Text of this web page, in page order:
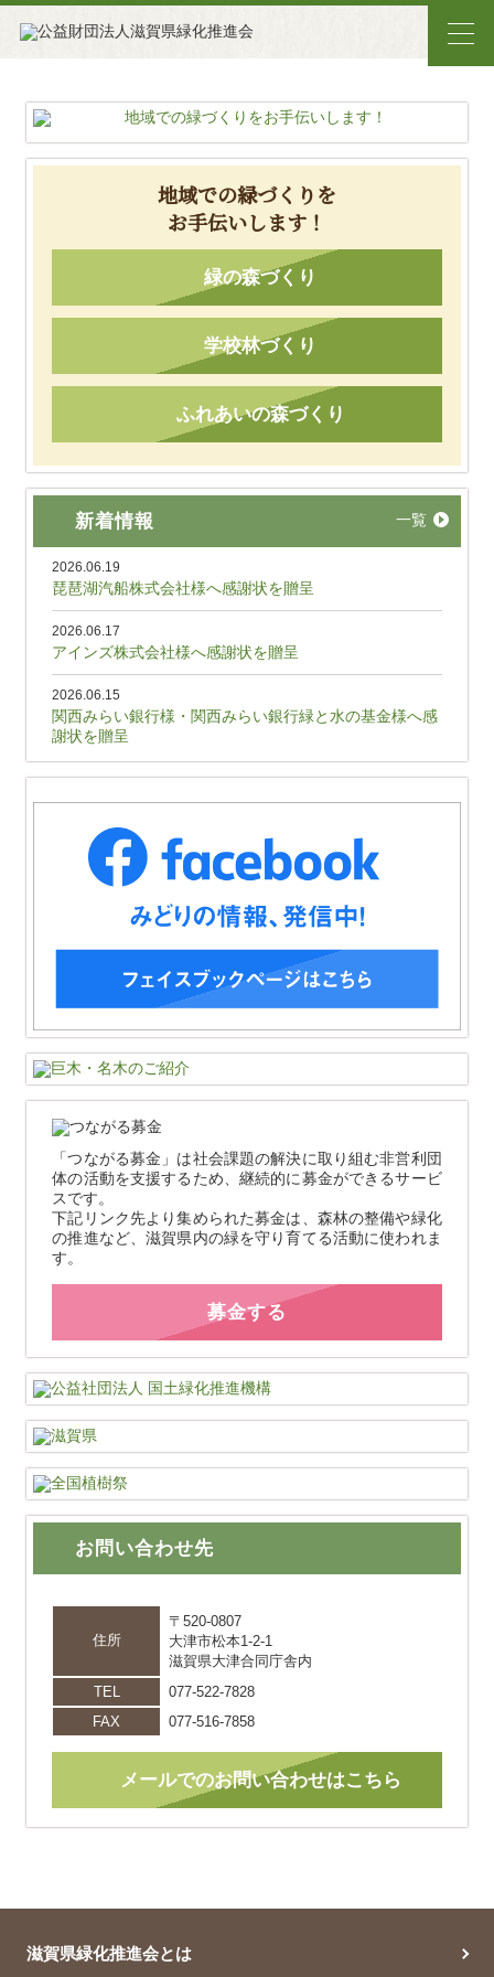
地域での緑づくりを
お手伝いします！
緑の森づくり
学校林づくり
ふれあいの森づくり
新着情報 一覧
2026.06.19
琵琶湖汽船株式会社様へ感謝状を贈呈
2026.06.17
アインズ株式会社様へ感謝状を贈呈
2026.06.15
関西みらい銀行様・関西みらい銀行緑と水の基金様へ感
謝状を贈呈
「つながる募金」は社会課題の解決に取り組む非営利団
体の活動を支援するため、継続的に募金ができるサービ
スです。
下記リンク先より集められた募金は、森林の整備や緑化
の推進など、滋賀県内の緑を守り育てる活動に使われま
す。
募金する
お問い合わせ先
住所
〒520-0807
大津市松本1-2-1
滋賀県大津合同庁舎内
TEL
077-522-7828
FAX
077-516-7858
メールでのお問い合わせはこちら
滋賀県緑化推進会とは